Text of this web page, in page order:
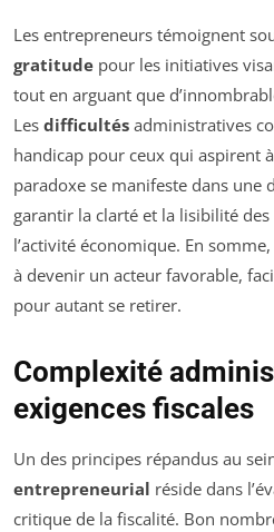
Les entrepreneurs témoignent
gratitude pour les initiatives
tout en arguant que
Les difficultés administratives
handicap pour ceux qui aspirent
paradoxe se manifeste dans une
garantir la clarté et la lisibilité
l’activité économique. En
à devenir un acteur favorable,
pour autant se retirer.
Complexité
exigences fiscales
Un des principes répandus au
entrepreneurial réside dans
critique de la fiscalité. Bon